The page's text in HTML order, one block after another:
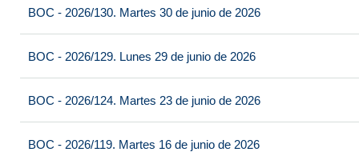
BOC - 2026/130. Martes 30 de junio de 2026
BOC - 2026/129. Lunes 29 de junio de 2026
BOC - 2026/124. Martes 23 de junio de 2026
BOC - 2026/119. Martes 16 de junio de 2026